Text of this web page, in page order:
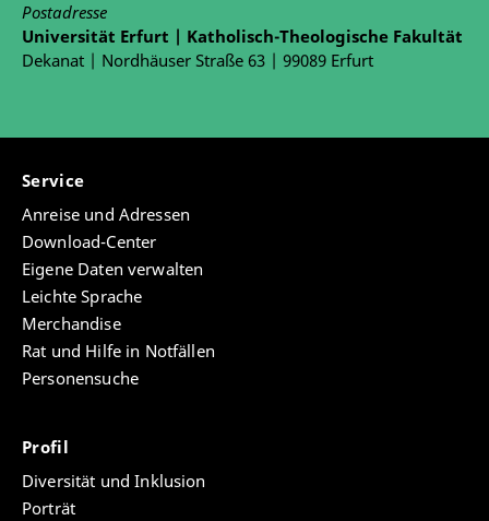
Postadresse
Universität Erfurt | Katholisch-Theologische Fakultät
Dekanat | Nordhäuser Straße 63 | 99089 Erfurt
Service
Anreise und Adressen
Download-Center
Eigene Daten verwalten
Leichte Sprache
Merchandise
Rat und Hilfe in Notfällen
Personensuche
Profil
Diversität und Inklusion
Porträt